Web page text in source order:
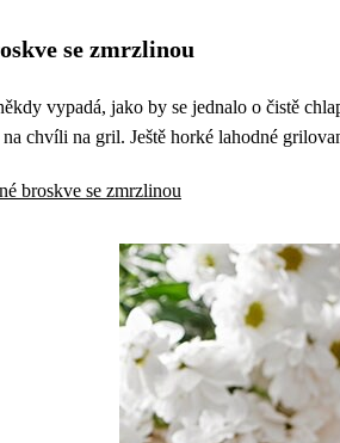
se zmrzlinou
vypadá, jako by se jednalo o čistě
chvíli na gril. Ještě horké lahodné
broskve se zmrzlinou